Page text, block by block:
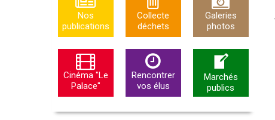
Nos
publications
Collecte
déchets
Galeries
photos
Cinéma "Le
Palace"
Rencontrer
vos élus
Marchés
publics